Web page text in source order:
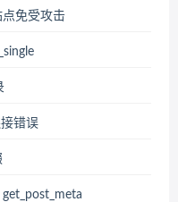
点免受攻击
错误